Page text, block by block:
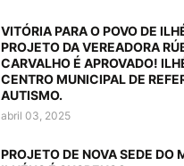
VITÓRIA PARA O POVO DE
PROJETO DA VEREADORA
CARVALHO É APROVADO!
CENTRO MUNICIPAL DE
AUTISMO.
abril 03, 2025
PROJETO DE NOVA SEDE DO